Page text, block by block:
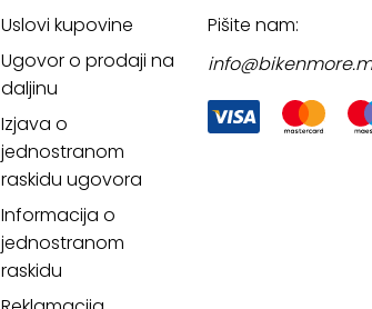
Uslovi kupovine
Ugovor o prodaji na
daljinu
Izjava o
jednostranom
raskidu ugovora
Informacija o
jednostranom
raskidu
Pišite nam: